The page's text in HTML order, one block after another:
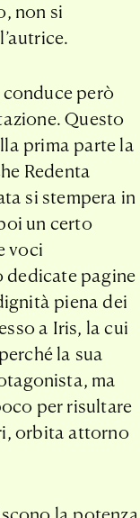
non si
però
Questo
prima parte la
Redenta
si stempera in
un certo
voci
dedicate pagine
piena dei
a Iris, la cui
la sua
ma
per risultare
orbita attorno